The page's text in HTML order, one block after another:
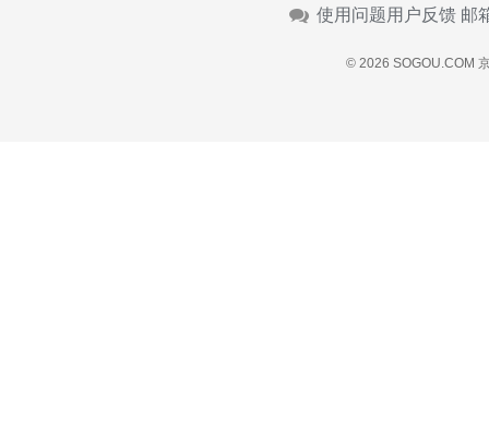
使用问题用户反馈 邮
© 2026 SOGOU.COM